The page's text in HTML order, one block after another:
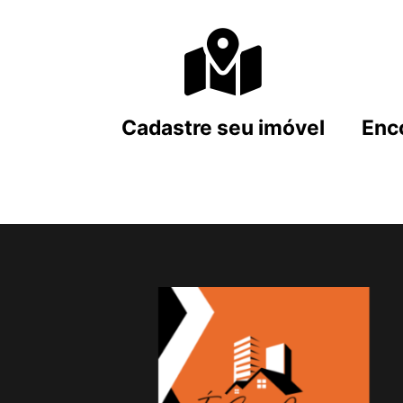
Cadastre seu imóvel